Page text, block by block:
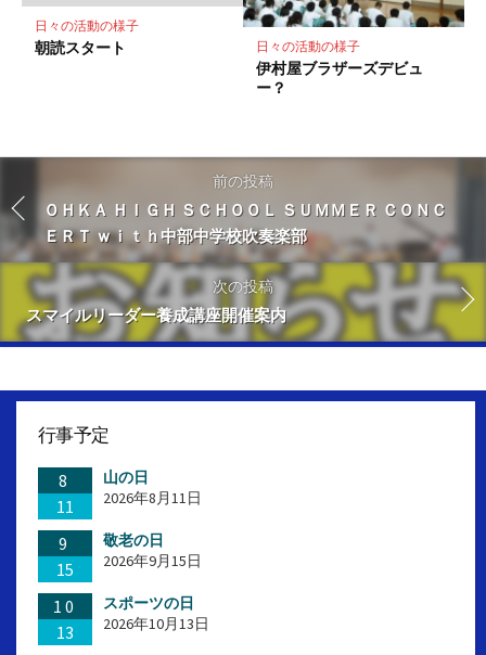
日々の活動の様子
朝読スタート 日々の活動の様子
伊村屋ブラザーズデビュ
ー？
前の投稿
ＯＨＫＡ ＨＩＧＨ ＳＣＨＯＯＬ ＳＵＭＭＥＲ ＣＯＮＣ
ＥＲＴ ｗｉｔｈ中部中学校吹奏楽部
次の投稿
スマイルリーダー養成講座開催案内
行事予定
8
11
山の日
2026年8月11日
9
15
敬老の日
2026年9月15日
10
13
スポーツの日
2026年10月13日